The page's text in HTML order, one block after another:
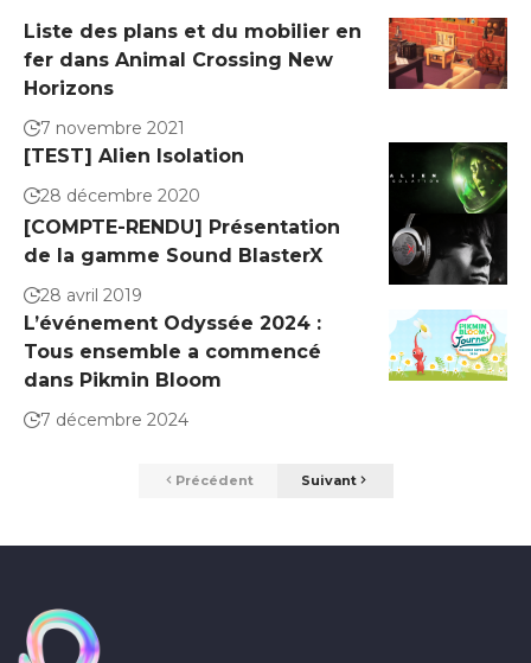
Liste des plans et du mobilier en
fer dans Animal Crossing New
Horizons
7 novembre 2021
[TEST] Alien Isolation
28 décembre 2020
[COMPTE-RENDU] Présentation
de la gamme Sound BlasterX
28 avril 2019
L’événement Odyssée 2024 :
Tous ensemble a commencé
dans Pikmin Bloom
7 décembre 2024
Précédent Suivant